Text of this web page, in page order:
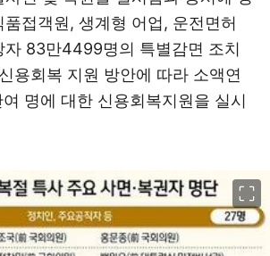
품접객원, 생계형 어업, 운전면허
자 83만4499명의 특별감면 조치
용회복 지원 방안에 따라 소액연
명에 대한 신용회복지원을 실시